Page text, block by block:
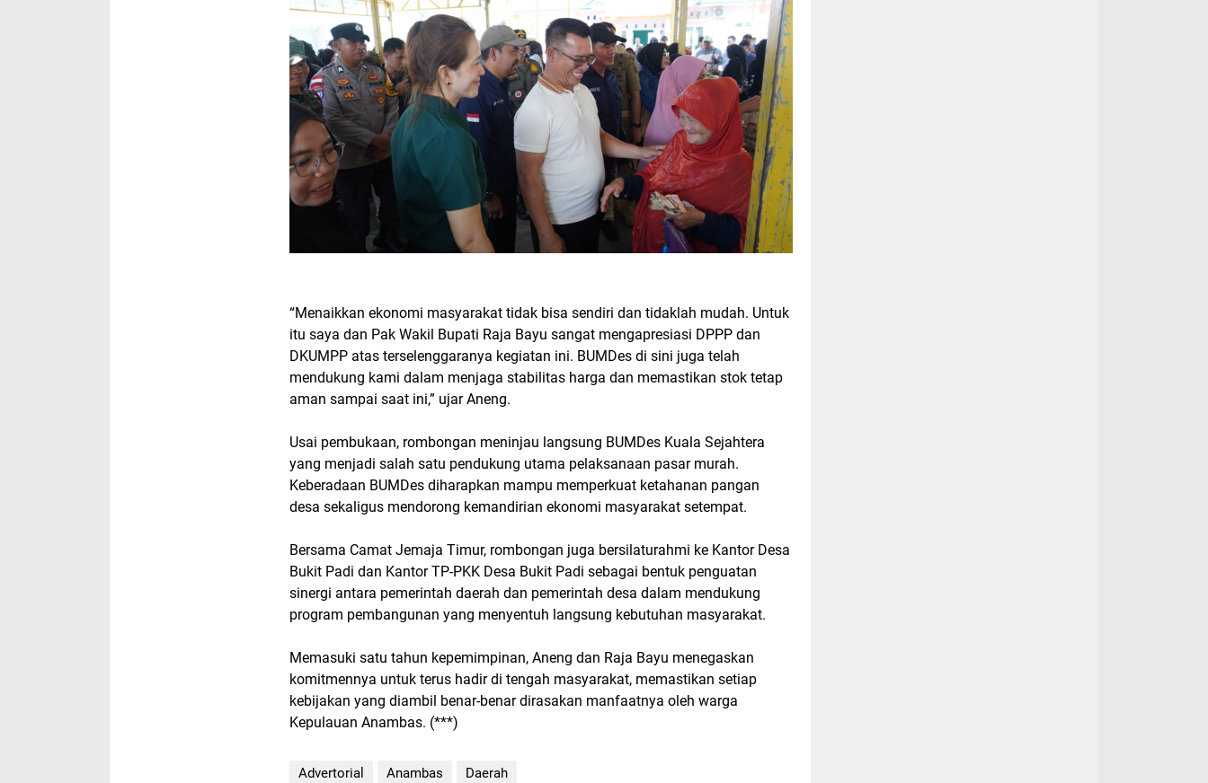
“Menaikkan ekonomi masyarakat tidak bisa sendiri dan tidaklah mudah. Untuk
itu saya dan Pak Wakil Bupati Raja Bayu sangat mengapresiasi DPPP dan
DKUMPP atas terselenggaranya kegiatan ini. BUMDes di sini juga telah
mendukung kami dalam menjaga stabilitas harga dan memastikan stok tetap
aman sampai saat ini,” ujar Aneng.
Usai pembukaan, rombongan meninjau langsung BUMDes Kuala Sejahtera
yang menjadi salah satu pendukung utama pelaksanaan pasar murah.
Keberadaan BUMDes diharapkan mampu memperkuat ketahanan pangan
desa sekaligus mendorong kemandirian ekonomi masyarakat setempat.
Bersama Camat Jemaja Timur, rombongan juga bersilaturahmi ke Kantor Desa
Bukit Padi dan Kantor TP-PKK Desa Bukit Padi sebagai bentuk penguatan
sinergi antara pemerintah daerah dan pemerintah desa dalam mendukung
program pembangunan yang menyentuh langsung kebutuhan masyarakat.
Memasuki satu tahun kepemimpinan, Aneng dan Raja Bayu menegaskan
komitmennya untuk terus hadir di tengah masyarakat, memastikan setiap
kebijakan yang diambil benar-benar dirasakan manfaatnya oleh warga
Kepulauan Anambas. (***)
Advertorial Anambas Daerah